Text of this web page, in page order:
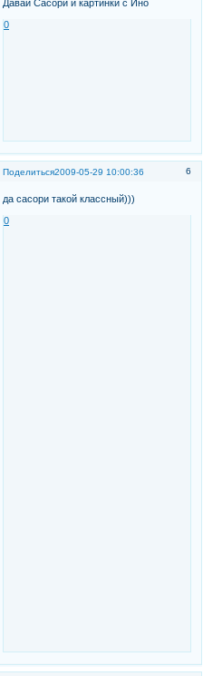
Давай Сасори и картинки с Ино
0
Поделиться 6
2009-05-29 10:00:36
да сасори такой классный)))
0